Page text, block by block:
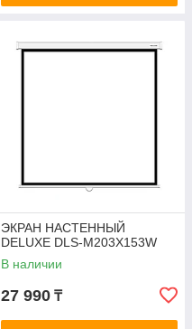
ЭКРАН НАСТЕННЫЙ
DELUXE DLS-M203X153W
В наличии
27 990 ₸